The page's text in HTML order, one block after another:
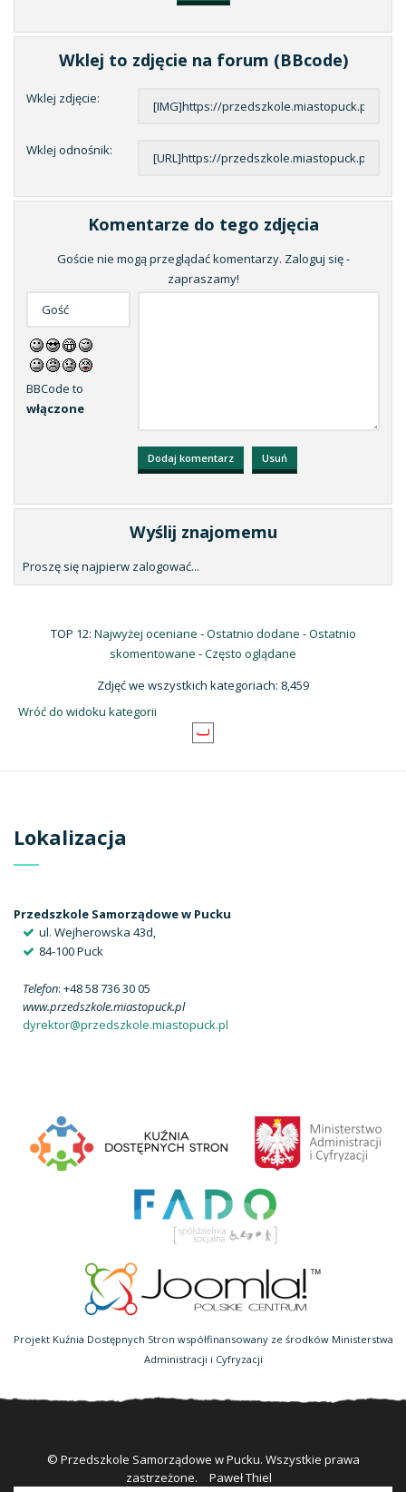
Wklej to zdjęcie na forum (BBcode)
Wklej zdjęcie:
Wklej odnośnik:
Komentarze do tego zdjęcia
Goście nie mogą przeglądać komentarzy. Zaloguj się -
zapraszamy!
BBCode to
włączone
Wyślij znajomemu
Proszę się najpierw zalogować...
TOP 12: Najwyżej oceniane -Ostatnio dodane -Ostatnio
skomentowane -Często oglądane
Zdjęć we wszystkich kategoriach: 8,459
Wróć do widoku kategorii
Lokalizacja
Przedszkole Samorządowe w Pucku
ul. Wejherowska 43d,
84-100 Puck
Telefon: +48 58 736 30 05
www.przedszkole.miastopuck.pl
dyrektor@przedszkole.miastopuck.pl
Projekt Kuźnia Dostępnych Stron współfinansowany ze środków Ministerstwa
Administracji i Cyfryzacji
© Przedszkole Samorządowe w Pucku. Wszystkie prawa
zastrzeżone.
Paweł Thiel